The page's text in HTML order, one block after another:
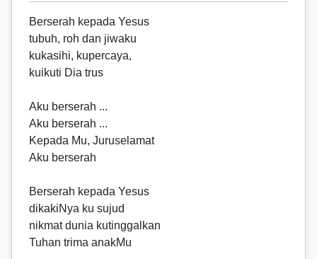
Berserah kepada Yesus
tubuh, roh dan jiwaku
kukasihi, kupercaya,
kuikuti Dia trus
Aku berserah ...
Aku berserah ...
Kepada Mu, Juruselamat
Aku berserah
Berserah kepada Yesus
dikakiNya ku sujud
nikmat dunia kutinggalkan
Tuhan trima anakMu